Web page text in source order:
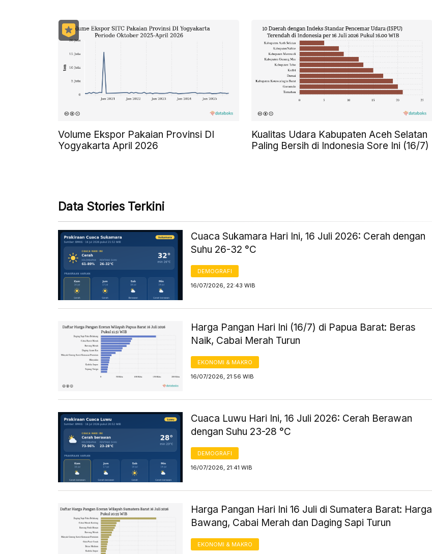
Volume Ekspor Pakaian Provinsi DI
Yogyakarta April 2026
Kualitas Udara Kabupaten Aceh Selatan
Paling Bersih di Indonesia Sore Ini (16/7)
Data Stories Terkini
Cuaca Sukamara Hari Ini, 16 Juli 2026: Cerah dengan
Suhu 26-32 °C
DEMOGRAFI
16/07/2026, 22:43 WIB
Harga Pangan Hari Ini (16/7) di Papua Barat: Beras
Naik, Cabai Merah Turun
EKONOMI & MAKRO
16/07/2026, 21:56 WIB
Cuaca Luwu Hari Ini, 16 Juli 2026: Cerah Berawan
dengan Suhu 23-28 °C
DEMOGRAFI
16/07/2026, 21:41 WIB
Harga Pangan Hari Ini 16 Juli di Sumatera Barat: Harga
Bawang, Cabai Merah dan Daging Sapi Turun
EKONOMI & MAKRO